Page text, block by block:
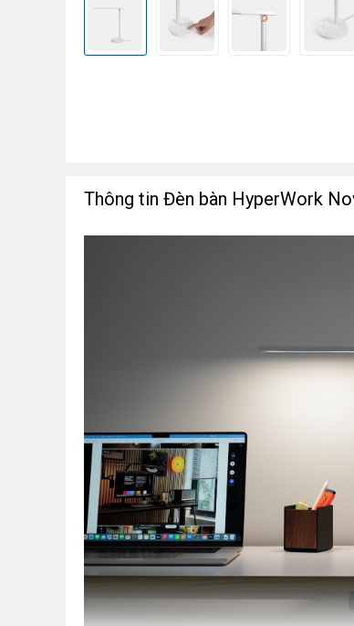
Thông tin Đèn bàn HyperWork